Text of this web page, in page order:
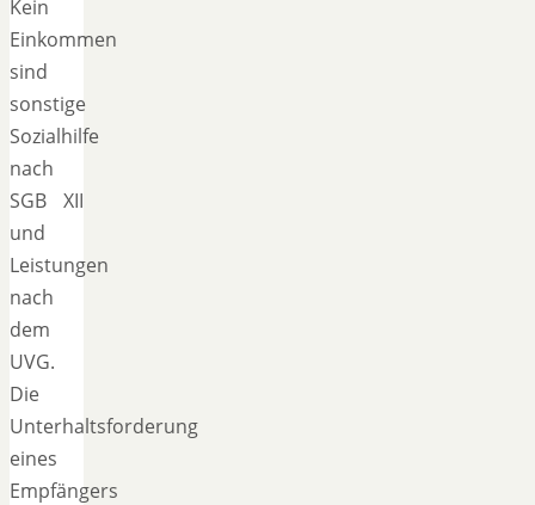
Kein
Einkommen
sind
sonstige
Sozialhilfe
nach
SGB XII
und
Leistungen
nach
dem
UVG.
Die
Unterhaltsforderung
eines
Empfängers